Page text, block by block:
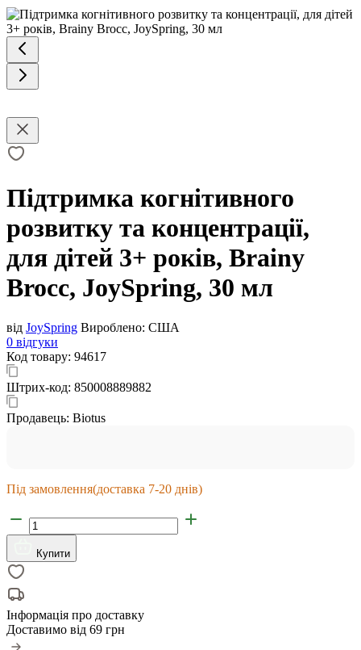
Підтримка когнітивного
розвитку та концентрації,
для дітей 3+ років, Brainy
Brocc, JoySpring, 30 мл
від JoySpring Вироблено: США
0 відгуки
Код товару: 94617
Штрих-код: 850008889882
Продавець: Biotus
Під замовлення(доставка 7-20 днів)
Купити
Інформація про доставку
Доставимо від 69 грн